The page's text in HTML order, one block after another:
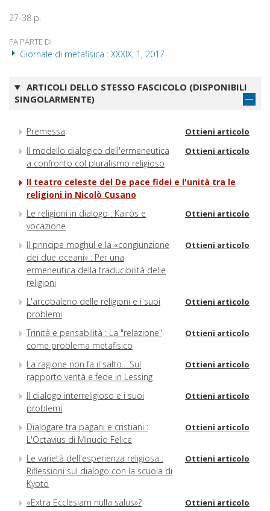
27-38 p.
FA PARTE DI
Giornale di metafisica : XXXIX, 1, 2017
ARTICOLI DELLO STESSO FASCICOLO (DISPONIBILI
SINGOLARMENTE)
Premessa Ottieni articolo
Il modello dialogico dell'ermeneutica
a confronto col pluralismo religioso
Ottieni articolo
Il teatro celeste del De pace fidei e l'unità tra le
religioni in Nicolò Cusano
Le religioni in dialogo : Kairòs e
vocazione
Ottieni articolo
Il principe moghul e la «congiunzione
dei due oceani» : Per una
ermeneutica della traducibilità delle
religioni
Ottieni articolo
L'arcobaleno delle religioni e i suoi
problemi
Ottieni articolo
Trinità e pensabilità : La "relazione"
come problema metafisico
Ottieni articolo
La ragione non fa il salto... Sul
rapporto verità e fede in Lessing
Ottieni articolo
Il dialogo interreligioso e i suoi
problemi
Ottieni articolo
Dialogare tra pagani e cristiani :
L'Octavius di Minucio Felice
Ottieni articolo
Le varietà dell'esperienza religiosa :
Riflessioni sul dialogo con la scuola di
Kyoto
Ottieni articolo
«Extra Ecclesiam nulla salus»?
Ottieni articolo